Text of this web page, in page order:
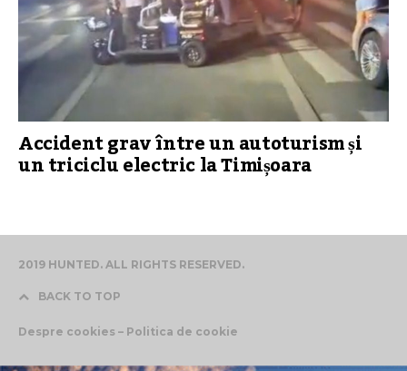
Accident grav între un autoturism și
un triciclu electric la Timișoara
2019 HUNTED. ALL RIGHTS RESERVED.
BACK TO TOP
Despre cookies – Politica de cookie